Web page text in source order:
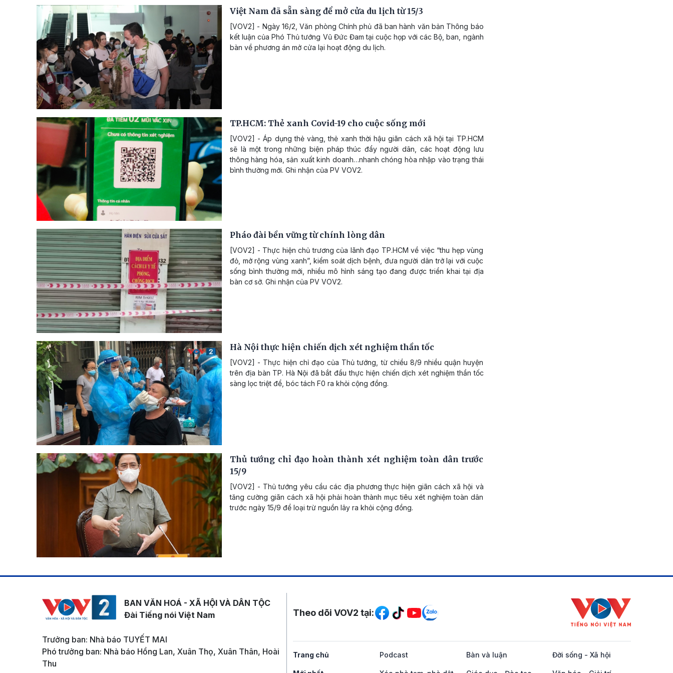
Việt Nam đã sẵn sàng để mở cửa du lịch từ 15/3
[VOV2] - Ngày 16/2, Văn phòng Chính phủ đã ban hành văn bản Thông báo
kết luận của Phó Thủ tướng Vũ Đức Đam tại cuộc họp với các Bộ, ban, ngành
bàn về phương án mở cửa lại hoạt động du lịch.
TP.HCM: Thẻ xanh Covid-19 cho cuộc sống mới
[VOV2] - Áp dụng thẻ vàng, thẻ xanh thời hậu giãn cách xã hội tại TP.HCM
sẽ là một trong những biện pháp thúc đẩy người dân, các hoạt động lưu
thông hàng hóa, sản xuất kinh doanh…nhanh chóng hòa nhập vào trạng thái
bình thường mới. Ghi nhận của PV VOV2.
Pháo đài bền vững từ chính lòng dân
[VOV2] - Thực hiện chủ trương của lãnh đạo TP.HCM về việc “thu hẹp vùng
đỏ, mở rộng vùng xanh”, kiểm soát dịch bệnh, đưa người dân trở lại với cuộc
sống bình thường mới, nhiều mô hình sáng tạo đang được triển khai tại địa
bàn cơ sở. Ghi nhận của PV VOV2.
Hà Nội thực hiện chiến dịch xét nghiệm thần tốc
[VOV2] - Thực hiện chỉ đạo của Thủ tướng, từ chiều 8/9 nhiều quận huyện
trên địa bàn TP. Hà Nội đã bắt đầu thực hiện chiến dịch xét nghiệm thần tốc
sàng lọc triệt để, bóc tách F0 ra khỏi cộng đồng.
Thủ tướng chỉ đạo hoàn thành xét nghiệm toàn dân trước
15/9
[VOV2] - Thủ tướng yêu cầu các địa phương thực hiện giãn cách xã hội và
tăng cường giãn cách xã hội phải hoàn thành mục tiêu xét nghiệm toàn dân
trước ngày 15/9 để loại trừ nguồn lây ra khỏi cộng đồng.
BAN VĂN HOÁ - XÃ HỘI VÀ DÂN TỘC
Đài Tiếng nói Việt Nam
Trưởng ban: Nhà báo TUYẾT MAI
Phó trưởng ban: Nhà báo Hồng Lan, Xuân Thọ, Xuân Thân, Hoài
Thu
Mạng xã hội
Theo dõi VOV2 tại:
Trang chủ Podcast Bàn và luận Đời sống - Xã hội